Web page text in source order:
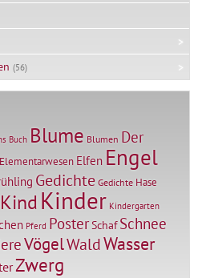
(56)
Buch Blume Blumen Der
Elementarwesen Elfen Engel
Gedichte Gedichte Hase
KindKinder Kindergarten
Pferd PosterSchaf Schnee
VögelWaldWasser
Zwerg